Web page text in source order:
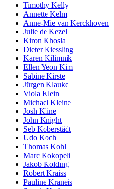
Timothy Kelly
Annette Kelm
Anne-Mie van Kerckhoven
Julie de Kezel
Kiron Khosla
Dieter Kiessling
Karen Kilimnik
Ellen Yeon Kim
Sabine Kirste
Jürgen Klauke
Viola Klein
Michael Kleine
Josh Kline
John Knight
Seb Koberstädt
Udo Koch
Thomas Kohl
Marc Kokopeli
Jakob Kolding
Robert Kraiss
Pauline Kraneis